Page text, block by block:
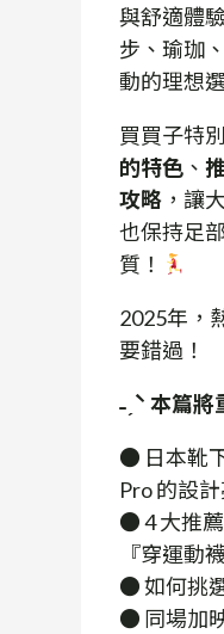
與舒適體
步、瑜珈
動的理想
買買子特
的特色 、
攻略 ，讓
也保持足
質！
2025年，
要錯過！
˗ˏˋ 本篇將
● 日本靴
Pro 的設
● 4 大推
『穿運動
● 如何挑
● 同場加